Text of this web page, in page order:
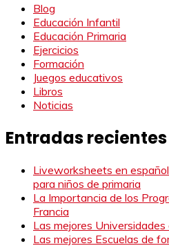
Blog
Educación Infantil
Educación Primaria
Ejercicios
Formación
Juegos educativos
Libros
Noticias
Entradas recientes
Liveworksheets en
para niños de primaria
La Importancia de los
Francia
Las mejores
Las mejores Escuelas de